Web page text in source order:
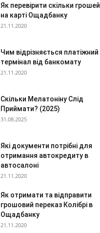
Як перевірити скільки грошей
на карті Ощадбанку
21.11.2020
Чим відрізняється платіжний
термінал від банкомату
21.11.2020
Скільки Мелатоніну Слід
Приймати? (2025)
31.08.2025
Які документи потрібні для
отримання автокредиту в
автосалоні
21.11.2020
Як отримати та відправити
грошовий переказ Колібрі в
Ощадбанку
21.11.2020